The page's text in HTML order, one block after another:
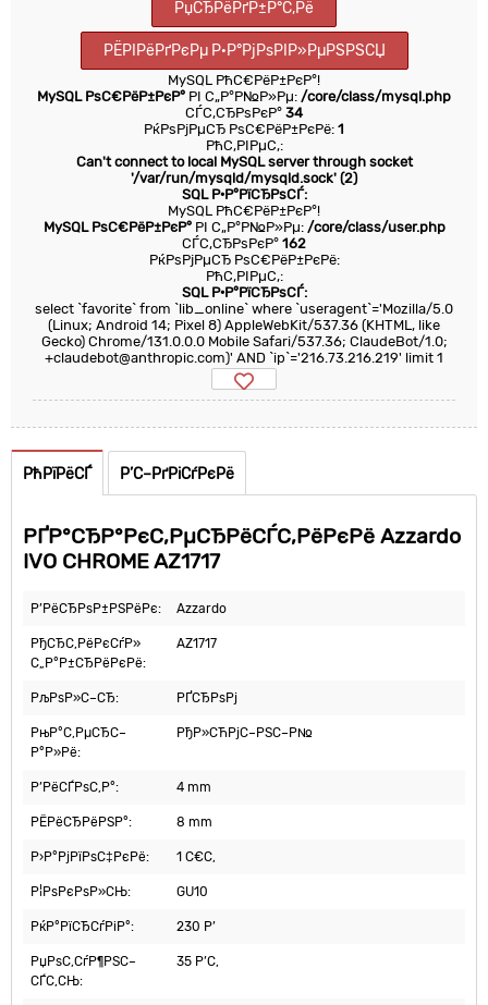
РџСЂРёРґР±Р°С‚Рё
РЁРІРёРґРєРµ Р·Р°РјРѕРІР»РµРЅРЅСЏ
MySQL РћС€РёР±РєР°!
MySQL РѕС€РёР±РєР° РІ С„Р°Р№Р»Рµ: /core/class/mysql.php
СЃС‚СЂРѕРєР° 34
РќРѕРјРµСЂ РѕС€РёР±РєРё: 1
РћС‚РІРµС‚:
Can't connect to local MySQL server through socket
'/var/run/mysqld/mysqld.sock' (2)
SQL Р·Р°РїСЂРѕСЃ:
MySQL РћС€РёР±РєР°!
MySQL РѕС€РёР±РєР°РІ С„Р°Р№Р»Рµ: /core/class/user.php
СЃС‚СЂРѕРєР° 162
РќРѕРјРµСЂ РѕС€РёР±РєРё:
РћС‚РІРµС‚:
SQL Р·Р°РїСЂРѕСЃ:
select `favorite` from `lib_online` where `useragent`='Mozilla/5.0
(Linux; Android 14; Pixel 8) AppleWebKit/537.36 (KHTML, like
Gecko) Chrome/131.0.0.0 Mobile Safari/537.36; ClaudeBot/1.0;
+claudebot@anthropic.com)' AND `ip`='216.73.216.219' limit 1
РћРїРёСЃ Р’С–РґРіСѓРєРё
РҐР°СЂР°РєС‚РµСЂРёСЃС‚РёРєРё Azzardo
IVO CHROME AZ1717
Р’РёСЂРѕР±РЅРёРє: Azzardo
РђСЂС‚РёРєСѓР»
С„Р°Р±СЂРёРєРё:
AZ1717
РљРѕР»С–СЂ: РҐСЂРѕРј
РњР°С‚РµСЂС–
Р°Р»Рё:
РђР»СЋРјС–РЅС–Р№
Р’РёСЃРѕС‚Р°: 4 mm
РЁРёСЂРёРЅР°: 8 mm
Р›Р°РјРїРѕС‡РєРё: 1 С€С‚
Р¦РѕРєРѕР»СЊ: GU10
РќР°РїСЂСѓРіР°: 230 Р’
РџРѕС‚СѓР¶РЅС–
СЃС‚СЊ:
35 Р’С‚